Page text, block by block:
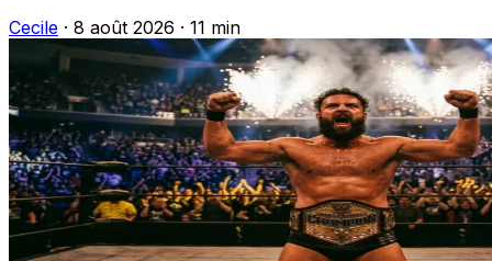
Cecile · 8 août 2026 · 11 min